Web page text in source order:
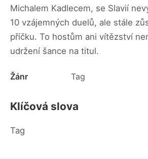
Michalem Kadlecem, se Slavií
10 vzájemných duelů, ale stále
příčku. To hostům ani vítězství
udržení šance na titul.
Žánr Tag
Klíčová slova
Tag